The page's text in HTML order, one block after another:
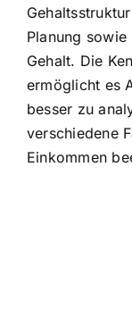
Planung
Gehalt. Die
ermöglicht es
besser zu
verschiedene
Einkommen